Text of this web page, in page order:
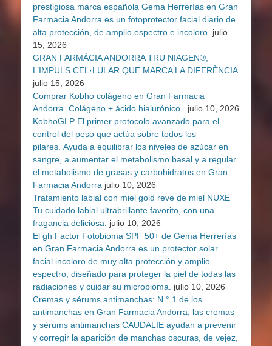
prestigiosa marca española Gema Herrerías en Gran
Farmacia Andorra es un fotoprotector facial diario de
alta protección, de amplio espectro e incoloro. julio
15, 2026
GRAN FARMÀCIA ANDORRA TRU NIAGEN®,
L’IMPULS CEL·LULAR QUE MARCA LA DIFERÈNCIA
julio 15, 2026
Comprar Kobho colágeno en Gran Farmacia
Andorra. Colágeno + ácido hialurónico.
julio 10, 2026
KobhoGLP El primer protocolo avanzado para el
control del peso que actúa sobre todos los
pilares. Ayuda a equilibrar los niveles de azúcar en
sangre, a aumentar el metabolismo basal y a regular
el metabolismo de grasas y carbohidratos en Gran
Farmacia Andorra julio 10, 2026
Tratamiento labial con miel gold reve de miel NUXE
Tu cuidado labial ultrabrillante favorito, con una
fragancia deliciosa. julio 10, 2026
El gh Factor Fotobioma SPF 50+ de Gema Herrerías
en Gran Farmacia Andorra es un protector solar
facial incoloro de muy alta protección y amplio
espectro, diseñado para proteger la piel de todas las
radiaciones y cuidar su microbioma. julio 10, 2026
Cremas y sérums antimanchas: N.° 1 de los
antimanchas en Gran Farmacia Andorra, las cremas
y sérums antimanchas CAUDALIE ayudan a prevenir
y corregir la aparición de manchas oscuras, de vejez,